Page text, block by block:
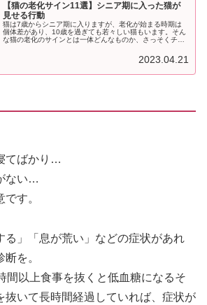
【猫の老化サイン11選】シニア期に入った猫が
見せる行動
猫は7歳からシニア期に入りますが、老化が始まる時期は
個体差があり、10歳を過ぎても若々しい猫もいます。そん
な猫の老化のサインとは一体どんなものか、さっそくチェ
2023.04.21
てばかり…
ない…
す。
る」「息が荒い」などの症状があれ
を。
間以上食事を抜くと低血糖になるそ
抜いて長時間経過していれば、症状が